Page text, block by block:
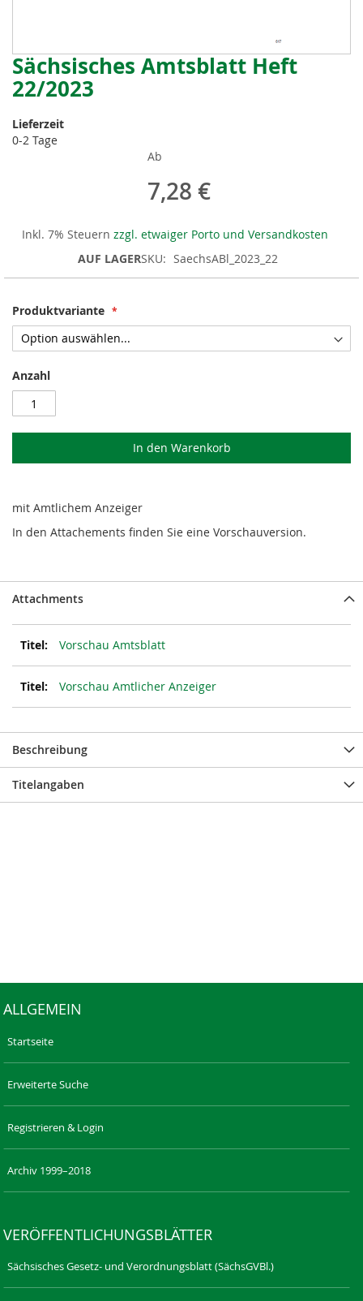
Sächsisches Amtsblatt Heft
22/2023
Lieferzeit
0-2 Tage
Ab
7,28 €
Inkl. 7% Steuern zzgl. etwaiger Porto und Versandkosten
AUF LAGERSKU SaechsABl_2023_22
Produktvariante
Anzahl
In den Warenkorb
mit Amtlichem Anzeiger
In den Attachements finden Sie eine Vorschauversion.
Zum
Anfang
der
springen
Attachments
Vorschau Amtsblatt
Vorschau Amtlicher Anzeiger
Beschreibung
Titelangaben
ALLGEMEIN
Startseite
Erweiterte Suche
Registrieren & Login
Archiv 1999–2018
VERÖFFENTLICHUNGSBLÄTTER
Sächsisches Gesetz- und Verordnungsblatt (SächsGVBl.)